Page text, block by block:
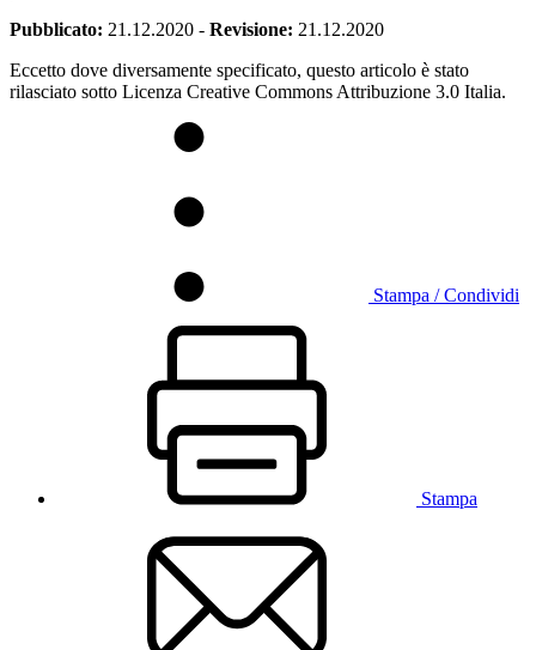
Pubblicato: 21.12.2020 - Revisione: 21.12.2020
Eccetto dove diversamente specificato, questo articolo è stato
rilasciato sotto Licenza Creative Commons Attribuzione 3.0 Italia.
Stampa / Condividi
Stampa